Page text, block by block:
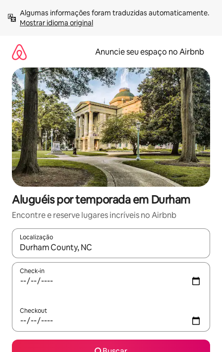
para
Mostrar idioma original
Anuncie seu espaço no Airbnb
Aluguéis por temporada em Durham
Encontre e reserve lugares incríveis no Airbnb
Localização
Quando os resultados estiverem disponíveis, explore-os
Check-in
Checkout